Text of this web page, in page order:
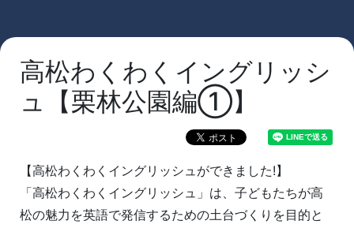
高松わくわくイングリッシ
ュ【栗林公園編①】
【高松わくわくイングリッシュができました!】
「高松わくわくイングリッシュ」は、子どもたちが高
松の魅力を英語で発信するための土台づくりを目的と